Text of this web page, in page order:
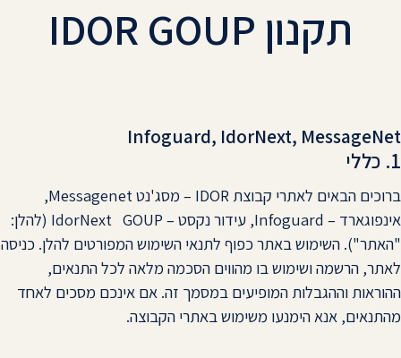
תקנון IDOR GOUP
Infoguard, IdorNext, MessageNet
1. כללי
ברוכים הבאים לאתרי קבוצת IDOR – מסג'נט Messagenet,
אינפוגארד – Infoguard, עידור נקסט – IdorNext GOUP (להלן:
"האתר"). השימוש באתר כפוף לתנאי השימוש המפורטים להלן. כניסה
לאתר, הרשמה ושימוש בו מהווים הסכמה מלאה לכל התנאים,
ההוראות וההגבלות המופיעים במסמך זה. אם אינכם מסכים לאחד
מהתנאים, אנא הימנעו משימוש באתרי הקבוצה.